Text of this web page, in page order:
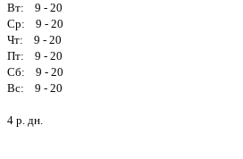
Вт: 9 - 20
Ср: 9 - 20
Чт: 9 - 20
Пт: 9 - 20
Сб: 9 - 20
Вс: 9 - 20
4 р. дн.